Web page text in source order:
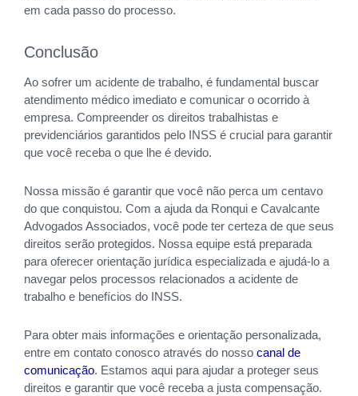
em cada passo do processo.
Conclusão
Ao sofrer um acidente de trabalho, é fundamental buscar
atendimento médico imediato e comunicar o ocorrido à
empresa. Compreender os direitos trabalhistas e
previdenciários garantidos pelo INSS é crucial para garantir
que você receba o que lhe é devido.
Nossa missão é garantir que você não perca um centavo
do que conquistou. Com a ajuda da Ronqui e Cavalcante
Advogados Associados, você pode ter certeza de que seus
direitos serão protegidos. Nossa equipe está preparada
para oferecer orientação jurídica especializada e ajudá-lo a
navegar pelos processos relacionados a acidente de
trabalho e benefícios do INSS.
Para obter mais informações e orientação personalizada,
entre em contato conosco através do nosso canal de
comunicação. Estamos aqui para ajudar a proteger seus
direitos e garantir que você receba a justa compensação.